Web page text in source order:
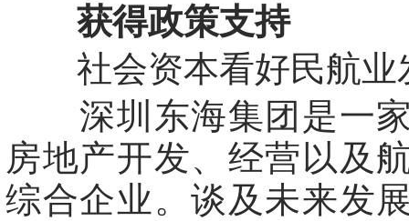
获得政策支持
社会资本看好民航业
深圳东海集团是一家
房地产开发、经营以及
综合企业。谈及未来发